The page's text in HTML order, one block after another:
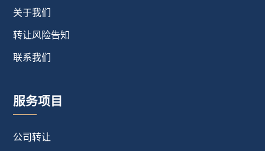
关于我们
转让风险告知
联系我们
服务项目
公司转让